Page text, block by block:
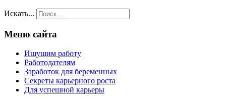
Искать...
Меню сайта
Ищущим работу
Работодателям
Заработок для беременных
Секреты карьерного роста
Для успешной карьеры